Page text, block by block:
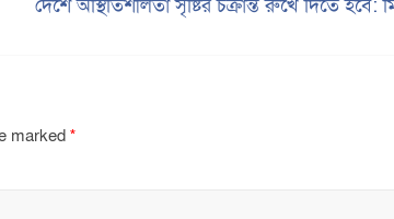
দেশে অস্থিতিশীলতা সৃষ্টির চক্রান্ত রুখে দিতে
marked *